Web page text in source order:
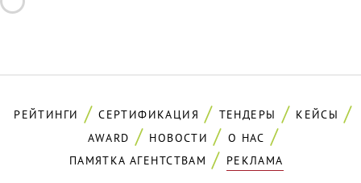
РЕЙТИНГИ СЕРТИФИКАЦИЯ ТЕНДЕРЫ
КЕЙСЫ
AWARD
НОВОСТИ
О НАС
ПАМЯТКА АГЕНТСТВАМ
РЕКЛАМА